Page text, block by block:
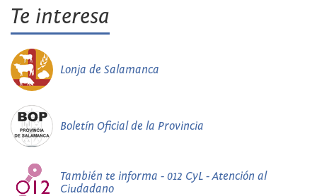
Te interesa
Lonja de Salamanca
Boletín Oficial de la Provincia
También te informa - 012 CyL - Atención al
Ciudadano